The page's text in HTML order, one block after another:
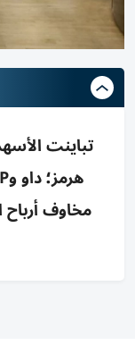
تباينت
مخاوف